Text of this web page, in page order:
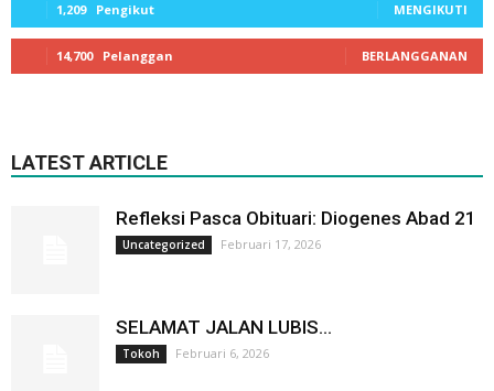
1,209 Pengikut MENGIKUTI
14,700 Pelanggan BERLANGGANAN
LATEST ARTICLE
Refleksi Pasca Obituari: Diogenes Abad 21
Uncategorized Februari 17, 2026
SELAMAT JALAN LUBIS…
Tokoh Februari 6, 2026